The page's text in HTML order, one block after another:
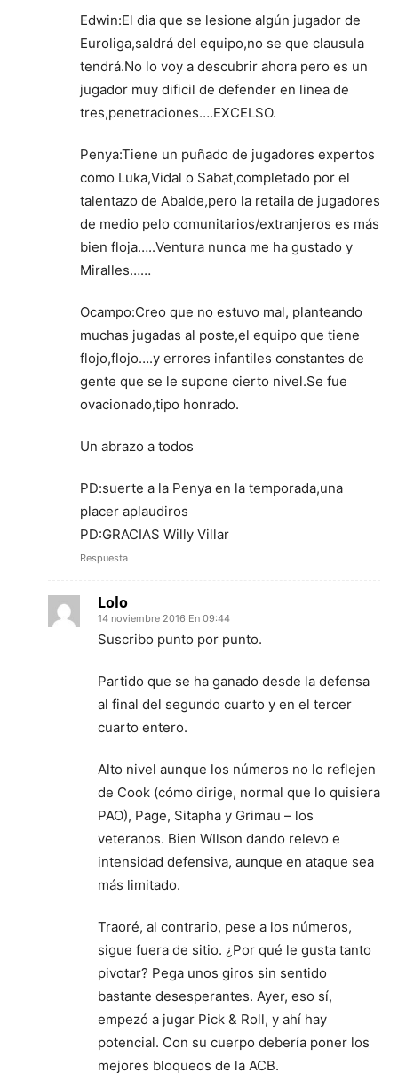
Edwin:El dia que se lesione algún jugador de
Euroliga,saldrá del equipo,no se que clausula
tendrá.No lo voy a descubrir ahora pero es un
jugador muy dificil de defender en linea de
tres,penetraciones….EXCELSO.
Penya:Tiene un puñado de jugadores expertos
como Luka,Vidal o Sabat,completado por el
talentazo de Abalde,pero la retaila de jugadores
de medio pelo comunitarios/extranjeros es más
bien floja…..Ventura nunca me ha gustado y
Miralles……
Ocampo:Creo que no estuvo mal, planteando
muchas jugadas al poste,el equipo que tiene
flojo,flojo….y errores infantiles constantes de
gente que se le supone cierto nivel.Se fue
ovacionado,tipo honrado.
Un abrazo a todos
PD:suerte a la Penya en la temporada,una
placer aplaudiros
PD:GRACIAS Willy Villar
Respuesta
Lolo
14 noviembre 2016 En 09:44
Suscribo punto por punto.
Partido que se ha ganado desde la defensa
al final del segundo cuarto y en el tercer
cuarto entero.
Alto nivel aunque los números no lo reflejen
de Cook (cómo dirige, normal que lo quisiera
PAO), Page, Sitapha y Grimau – los
veteranos. Bien WIlson dando relevo e
intensidad defensiva, aunque en ataque sea
más limitado.
Traoré, al contrario, pese a los números,
sigue fuera de sitio. ¿Por qué le gusta tanto
pivotar? Pega unos giros sin sentido
bastante desesperantes. Ayer, eso sí,
empezó a jugar Pick & Roll, y ahí hay
potencial. Con su cuerpo debería poner los
mejores bloqueos de la ACB.